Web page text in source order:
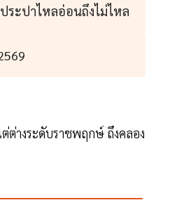
ระปาไหลอ่อนถึงไม่ไหล
างระดับราชพฤกษ์ ถึงคลอง